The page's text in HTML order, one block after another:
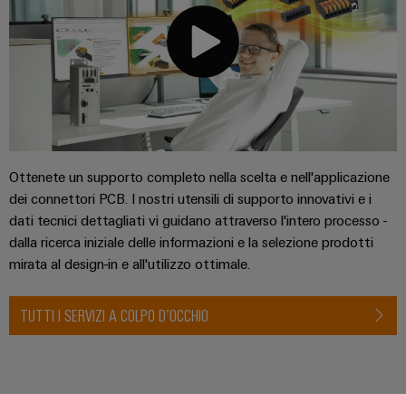
Ottenete un supporto completo nella scelta e nell'applicazione
dei connettori PCB. I nostri utensili di supporto innovativi e i
dati tecnici dettagliati vi guidano attraverso l'intero processo -
dalla ricerca iniziale delle informazioni e la selezione prodotti
mirata al design-in e all'utilizzo ottimale.
TUTTI I SERVIZI A COLPO D’OCCHIO